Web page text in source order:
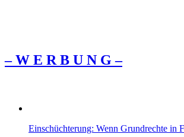
– W Ε R Β U Ν G –
Einschüchterung: Wenn Grundrechte in